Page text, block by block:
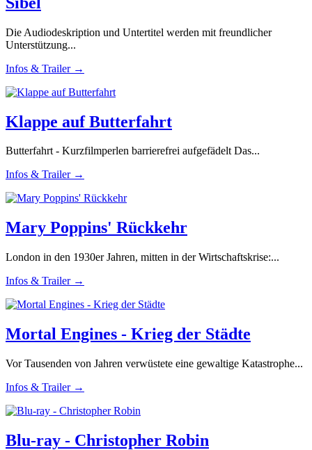
Die Audiodeskription und Untertitel werden mit freundlicher
Unterstützung...
Infos & Trailer →
Klappe auf Butterfahrt
Butterfahrt - Kurzfilmperlen barrierefrei aufgefädelt Das...
Infos & Trailer →
Mary Poppins' Rückkehr
London in den 1930er Jahren, mitten in der Wirtschaftskrise:...
Infos & Trailer →
Mortal Engines - Krieg der Städte
Vor Tausenden von Jahren verwüstete eine gewaltige Katastrophe...
Infos & Trailer →
Blu-ray - Christopher Robin